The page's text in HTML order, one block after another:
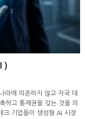
)
에 의존하지 않고 자국 데
하고 통제권을 갖는 것을 의
크 기업들이 생성형 AI 시장